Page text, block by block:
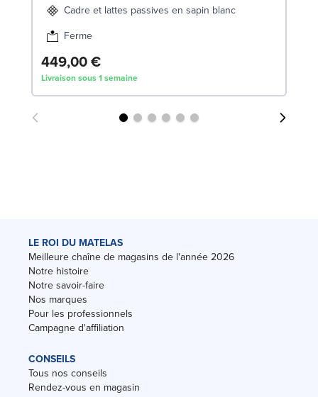
Cadre et lattes passives en sapin blanc
Ferme
449,00 €
Livraison sous 1 semaine
LE ROI DU MATELAS
Meilleure chaîne de magasins de l'année 2026
Notre histoire
Notre savoir-faire
Nos marques
Pour les professionnels
Campagne d'affiliation
CONSEILS
Tous nos conseils
Rendez-vous en magasin